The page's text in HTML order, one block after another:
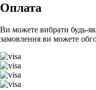
Оплата
Ви можете вибрати будь-
замовлення ви можете